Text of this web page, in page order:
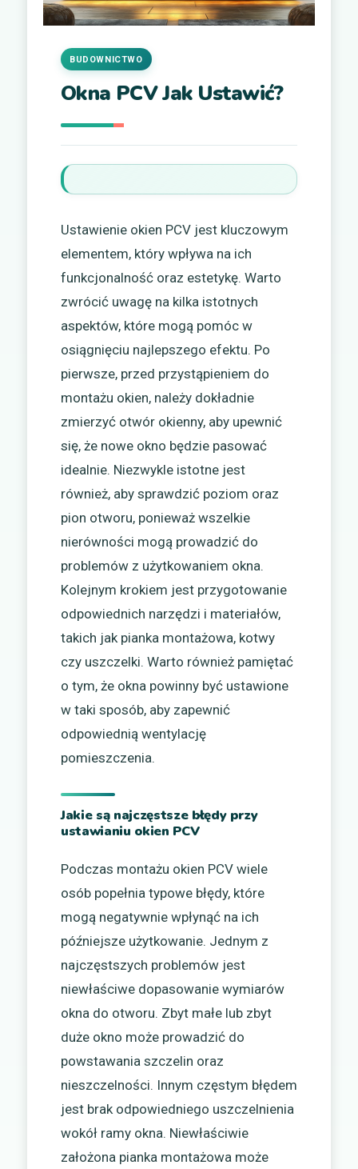
Okna PCV Jak Ustawić?
BUDOWNICTWO
Ustawienie okien PCV jest kluczowym
elementem, który wpływa na ich
funkcjonalność oraz estetykę. Warto
zwrócić uwagę na kilka istotnych
aspektów, które mogą pomóc w
osiągnięciu najlepszego efektu. Po
pierwsze, przed przystąpieniem do
montażu okien, należy dokładnie
zmierzyć otwór okienny, aby upewnić
się, że nowe okno będzie pasować
idealnie. Niezwykle istotne jest
również, aby sprawdzić poziom oraz
pion otworu, ponieważ wszelkie
nierówności mogą prowadzić do
problemów z użytkowaniem okna.
Kolejnym krokiem jest przygotowanie
odpowiednich narzędzi i materiałów,
takich jak pianka montażowa, kotwy
czy uszczelki. Warto również pamiętać
o tym, że okna powinny być ustawione
w taki sposób, aby zapewnić
odpowiednią wentylację
pomieszczenia.
Jakie są najczęstsze błędy przy
ustawianiu okien PCV
Podczas montażu okien PCV wiele
osób popełnia typowe błędy, które
mogą negatywnie wpłynąć na ich
późniejsze użytkowanie. Jednym z
najczęstszych problemów jest
niewłaściwe dopasowanie wymiarów
okna do otworu. Zbyt małe lub zbyt
duże okno może prowadzić do
powstawania szczelin oraz
nieszczelności. Innym częstym błędem
jest brak odpowiedniego uszczelnienia
wokół ramy okna. Niewłaściwie
założona pianka montażowa może